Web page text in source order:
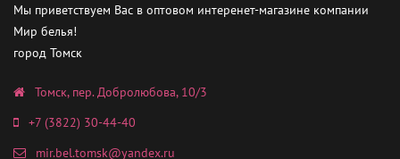
Мы приветствуем Вас в оптовом интеренет-магазине компании
Мир белья!
город Томск
Томск, пер. Добролюбова, 10/3
+7 (3822) 30-44-40
mir.bel.tomsk@yandex.ru